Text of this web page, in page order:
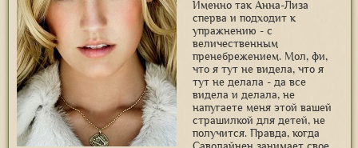
Именно так Анна-Лиза
сперва и подходит к
упражнению - с
величественным
пренебрежением. Мол, фи,
что я тут не видела, что я
тут не делала - да все
видела и делала, не
напугаете меня этой вашей
страшилкой для детей, не
получится. Правда, когда